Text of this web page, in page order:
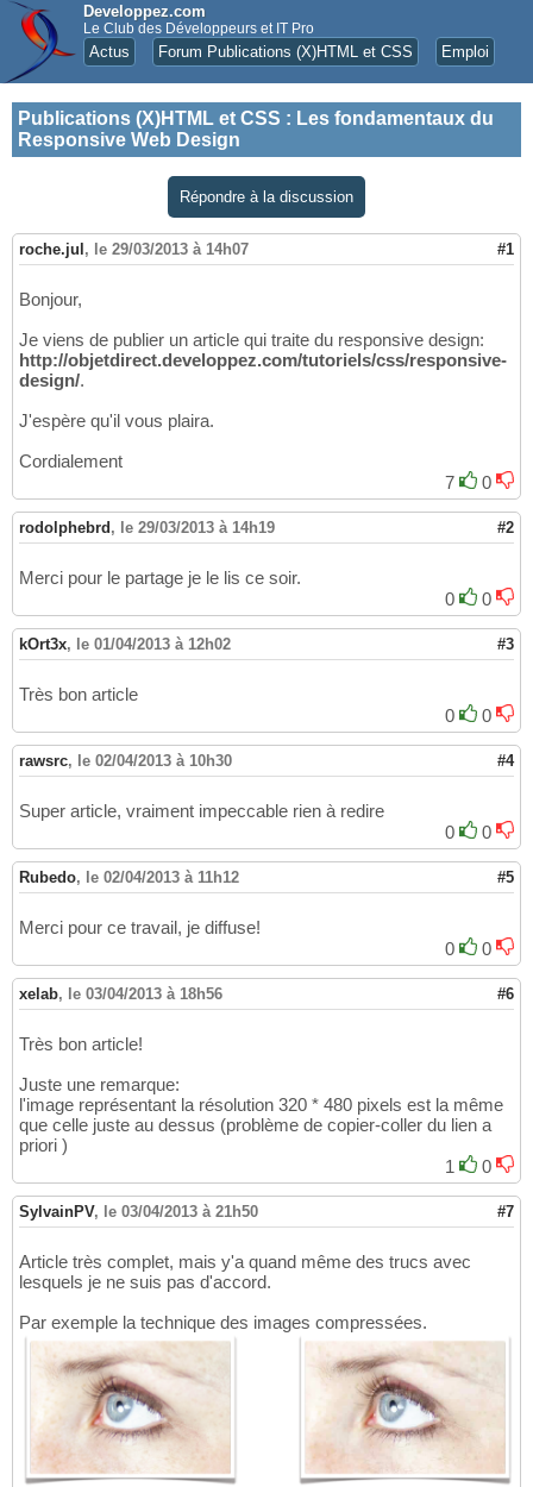
Developpez.com
Le Club des Développeurs et IT Pro
Actus Forum Publications (X)HTML et CSS Emploi
Publications (X)HTML et CSS : Les fondamentaux du
Responsive Web Design
Répondre à la discussion
roche.jul , le 29/03/2013 à 14h07 #1
Bonjour,
Je viens de publier un article qui traite du responsive design:
http://objetdirect.developpez.com/tutoriels/css/responsive-
design/.
J'espère qu'il vous plaira.
Cordialement
7
0
rodolphebrd , le 29/03/2013 à 14h19 #2
Merci pour le partage je le lis ce soir.
0
0
kOrt3x, le 01/04/2013 à 12h02 #3
Très bon article
0
0
rawsrc, le 02/04/2013 à 10h30 #4
Super article, vraiment impeccable rien à redire
0
0
Rubedo, le 02/04/2013 à 11h12 #5
Merci pour ce travail, je diffuse!
0
0
xelab, le 03/04/2013 à 18h56 #6
Très bon article!
Juste une remarque:
l'image représentant la résolution 320 * 480 pixels est la même
que celle juste au dessus (problème de copier-coller du lien a
priori )
1
0
SylvainPV, le 03/04/2013 à 21h50 #7
Article très complet, mais y'a quand même des trucs avec
lesquels je ne suis pas d'accord.
Par exemple la technique des images compressées.